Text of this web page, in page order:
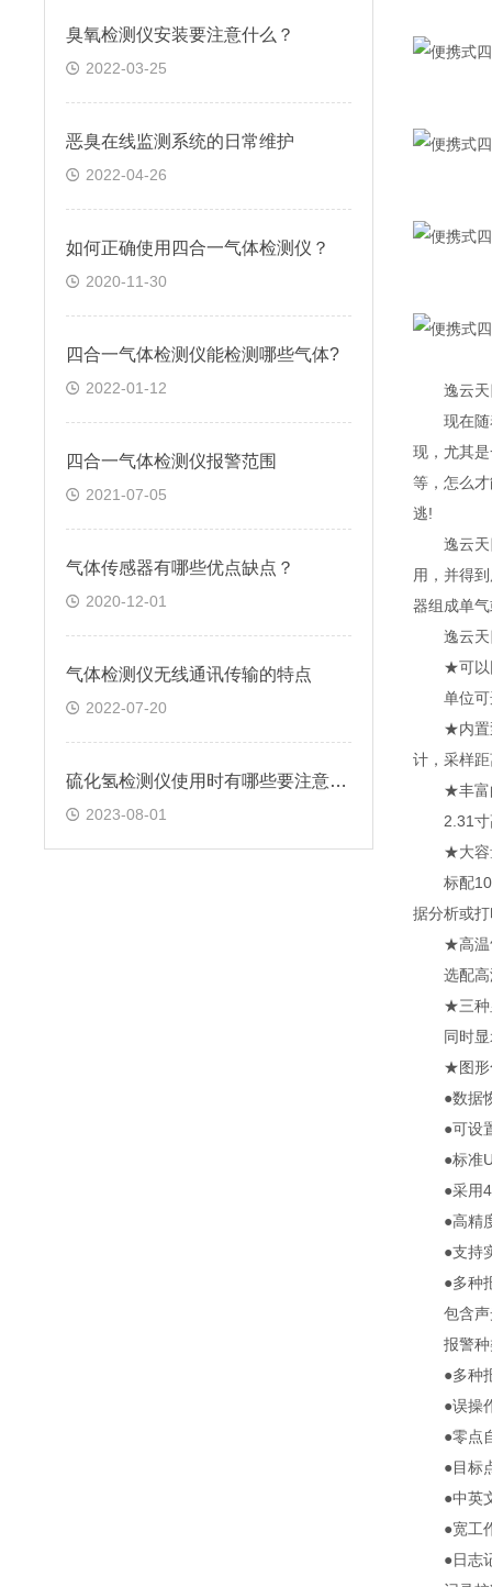
臭氧检测仪安装要注意什么？
2022-03-25
恶臭在线监测系统的日常维护
2022-04-26
如何正确使用四合一气体检测仪？
2020-11-30
四合一气体检测仪能检测哪些气体?
2022-01-12
四合一气体检测仪报警范围
2021-07-05
气体传感器有哪些优点缺点？
2020-12-01
气体检测仪无线通讯传输的特点
2022-07-20
硫化氢检测仪使用时有哪些要注意的事项？
2023-08-01
逸云天四
现在随着
现，尤其
等，怎么
逃!
逸云天四
用，并得
器组成单
逸云天
★可以同
单位可选
★内置泵
计，采样
★丰富
2.31寸高
★大容量
标配10万
据分析或
★高温气
选配高温
★三种显
同时显示
★图形化
●数据恢
●可设置
●标准
●采用
●高精度
●支持实
●多种报
包含声光
报警种类
●多种报
●误操作
●零点自
●目标点
●中英文
●宽工作
●日志